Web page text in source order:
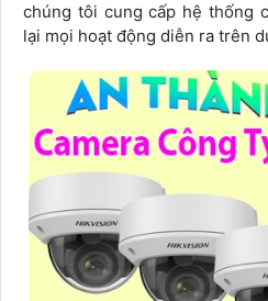
chúng tôi cung cấp hệ thống
lại mọi hoạt động diễn ra trên